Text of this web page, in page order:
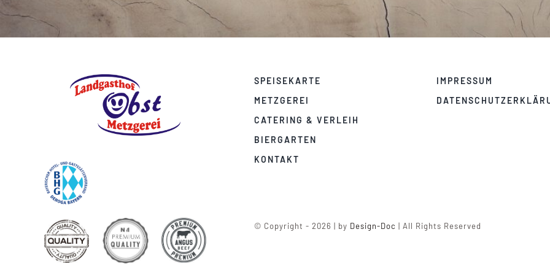
SPEISEKARTE
METZGEREI
CATERING & VERLEIH
BIERGARTEN
KONTAKT
IMPRESSUM
© Copyright - 2026 | by Design-Doc | All Rights Reserved